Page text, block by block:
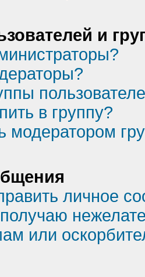
и
в группу?
модератором
личное
или